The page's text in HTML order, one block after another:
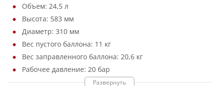
Объем: 24,5 л
Высота: 583 мм
Диаметр: 310 мм
Вес пустого баллона: 11 кг
Вес заправленного баллона: 20,6 кг
Рабочее давление: 20 бар
Испытательное давление: 30 бар
Развернуть